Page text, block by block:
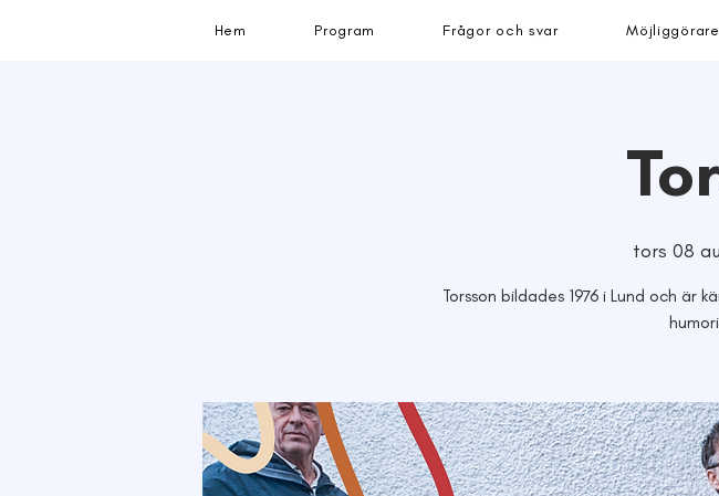
Hem Program Frågor och svar Möjliggörare
tors 08
Torsson bildades 1976 i Lund och är